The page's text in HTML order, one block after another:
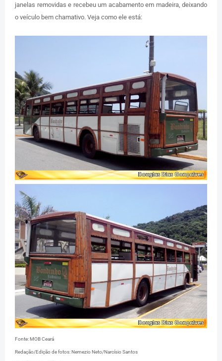
janelas removidas e recebeu um acabamento em madeira, deixando
o veículo bem chamativo. Veja como ele está:
Fonte: MOB Ceará
Redação/Edição de fotos: Nemezio Neto/Narcísio Santos